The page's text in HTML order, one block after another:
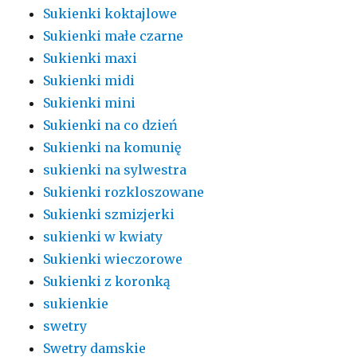
Sukienki koktajlowe
Sukienki małe czarne
Sukienki maxi
Sukienki midi
Sukienki mini
Sukienki na co dzień
Sukienki na komunię
sukienki na sylwestra
Sukienki rozkloszowane
Sukienki szmizjerki
sukienki w kwiaty
Sukienki wieczorowe
Sukienki z koronką
sukienkie
swetry
Swetry damskie